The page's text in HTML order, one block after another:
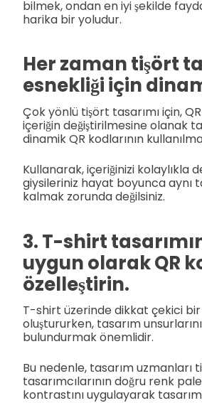
bilmek, ondan en iyi şekilde
harika bir yoludur.
Her zaman tişört
esnekliği için
Çok yönlü tişört tasarımı için,
içeriğin değiştirilmesine olanak
dinamik QR kodlarının
Kullanarak, içeriğinizi kolaylıkla
giysileriniz hayat boyunca aynı
kalmak zorunda değilsiniz.
3. T-shirt
uygun olarak QR
özelleştirin.
T-shirt üzerinde dikkat çekici bir
oluştururken, tasarım
bulundurmak önemlidir.
Bu nedenle, tasarım uzmanları
tasarımcılarının doğru renk
kontrastını uygulayarak